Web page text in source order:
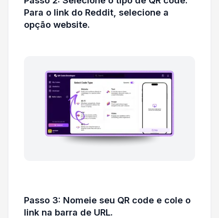
Para o link do Reddit, selecione a
opção website.
Passo 3: Nomeie seu QR code e cole o
link na barra de URL.